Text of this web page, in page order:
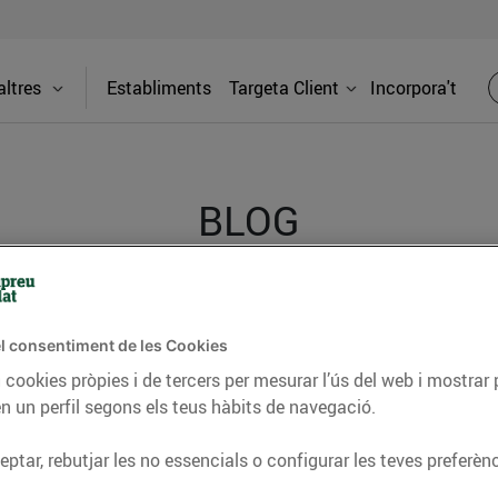
Establiments Targeta Client Incorpora't
BLOG
consells nutricionals, informació d’actualitat
del nostre territori i molts altres temes.
CONSELLS I HÀBITS SALUDABLES ENERGIA
consentiment de les Cookies
pròpies i de tercers per mesurar l’ús del web i
un perfil segons els teus hàbits de navegació.
rebutjar les no essencials o configurar les teves